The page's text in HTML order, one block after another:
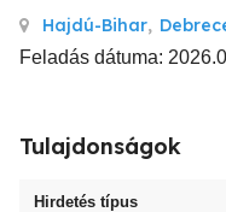
Hajdú-Bihar,
Feladás dátuma:
Tulajdonságok
Hirdetés típus